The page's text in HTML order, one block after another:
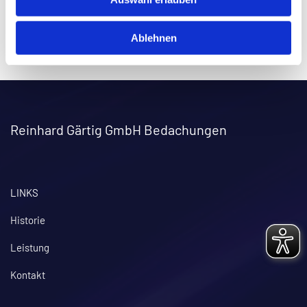
Ablehnen
Sie wünschen einen Beratungstermin durch VELUX
bei Ihnen zu Hause, dann einfach das nachfolgende
Formular ausfüllen.
Reinhard Gärtig GmbH Bedachungen
LINKS
Historie
Leistung
Kontakt